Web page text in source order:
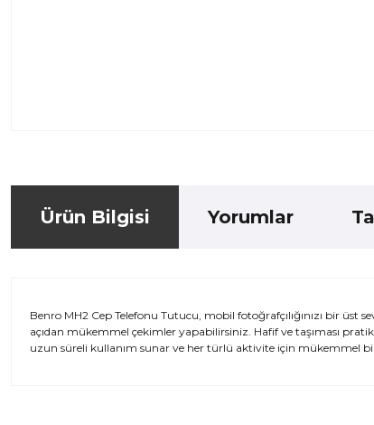
Ürün Bilgisi Yorumlar
Benro MH2 Cep Telefonu Tutucu, mobil fotoğrafçılığınızı bir üst
açıdan mükemmel çekimler yapabilirsiniz. Hafif ve taşıması
uzun süreli kullanım sunar ve her türlü aktivite için mükemmel bir